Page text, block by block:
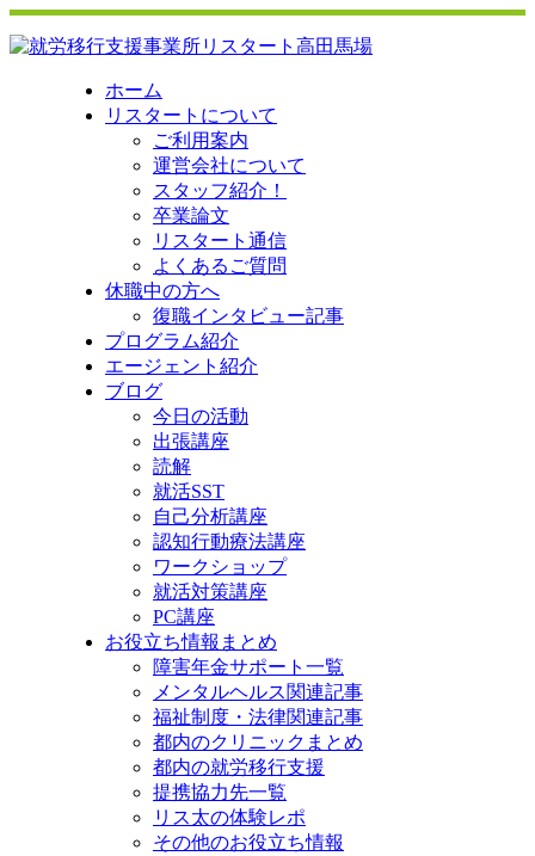
ホーム
リスタートについて
ご利用案内
運営会社について
スタッフ紹介！
卒業論文
リスタート通信
よくあるご質問
休職中の方へ
復職インタビュー記事
プログラム紹介
エージェント紹介
ブログ
今日の活動
出張講座
読解
就活SST
自己分析講座
認知行動療法講座
ワークショップ
就活対策講座
PC講座
お役立ち情報まとめ
障害年金サポート一覧
メンタルヘルス関連記事
福祉制度・法律関連記事
都内のクリニックまとめ
都内の就労移行支援
提携協力先一覧
リス太の体験レポ
その他のお役立ち情報